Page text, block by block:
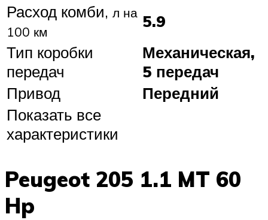
Расход комби, л на
100 км
5.9
Тип коробки
передач
Механическая,
5 передач
Привод
Передний
Показать все
характеристики
Peugeot 205 1.1 MT 60
Hp